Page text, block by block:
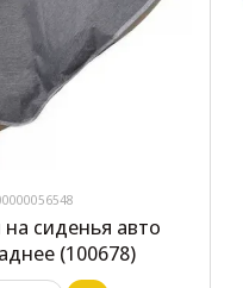
сиденья авто
(100678)